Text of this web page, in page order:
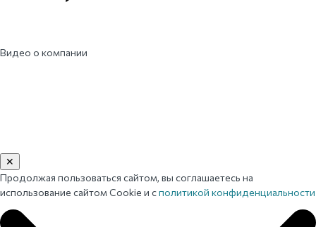
Видео о компании
✕
Продолжая пользоваться сайтом, вы соглашаетесь на
использование сайтом Cookie и сполитикой конфиденциальности